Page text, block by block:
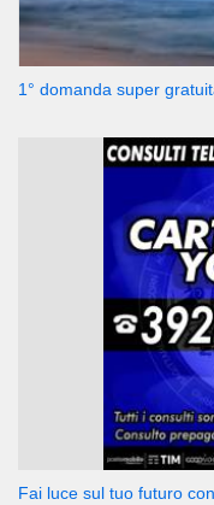
1° domanda super
Fai luce sul tuo futuro